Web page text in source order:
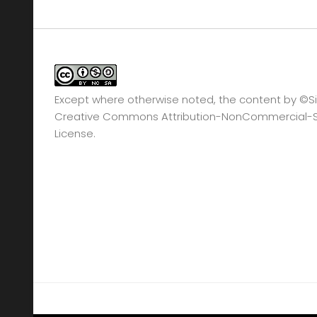
Except where otherwise noted, the content by
Creative Commons Attribution-NonCommercial-
License.